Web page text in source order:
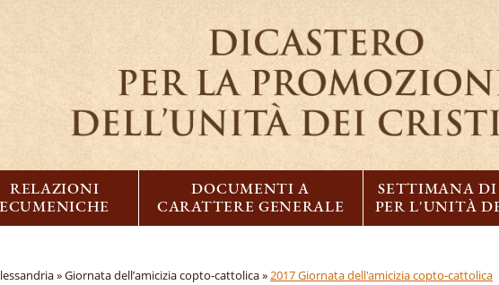
RELAZIONI
ECUMENICHE
DOCUMENTI A
CARATTERE GENERALE
SETTIMANA DI
PER L'UNITÀ
»Giornata dell’amicizia copto-cattolica »2017 Giornata dell'amicizia copto-cattolica